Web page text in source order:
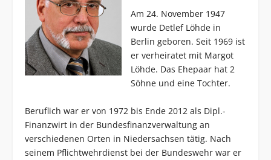
Am 24. November 1947
wurde Detlef Löhde in
Berlin geboren. Seit 1969 ist
er verheiratet mit Margot
Löhde. Das Ehepaar hat 2
Söhne und eine Tochter.
Beruflich war er von 1972 bis Ende 2012 als Dipl.-
Finanzwirt in der Bundesfinanzverwaltung an
verschiedenen Orten in Niedersachsen tätig. Nach
seinem Pflichtwehrdienst bei der Bundeswehr war er